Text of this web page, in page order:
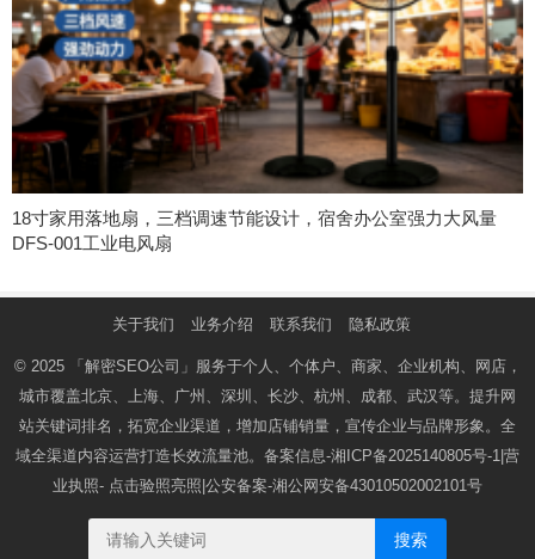
18寸家用落地扇，三档调速节能设计，宿舍办公室强力大风量
DFS-001工业电风扇
关于我们 业务介绍 联系我们 隐私政策
© 2025 「解密SEO公司」 服务于个人、个体户、商家、企业机构、网店，
城市覆盖北京、上海、广州、深圳、长沙、杭州、成都、武汉等。提升网
站关键词排名，拓宽企业渠道，增加店铺销量，宣传企业与品牌形象。全
域全渠道内容运营打造长效流量池。备案信息-湘ICP备2025140805号-1 |营
业执照- 点击验照亮照 |公安备案-湘公网安备43010502002101号
搜索